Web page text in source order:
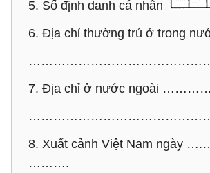
5. Số định danh cá nhân
6. Địa chỉ thường trú ở trong
7. Địa chỉ ở nước ngoài
8. Xuất cảnh Việt Nam
……….